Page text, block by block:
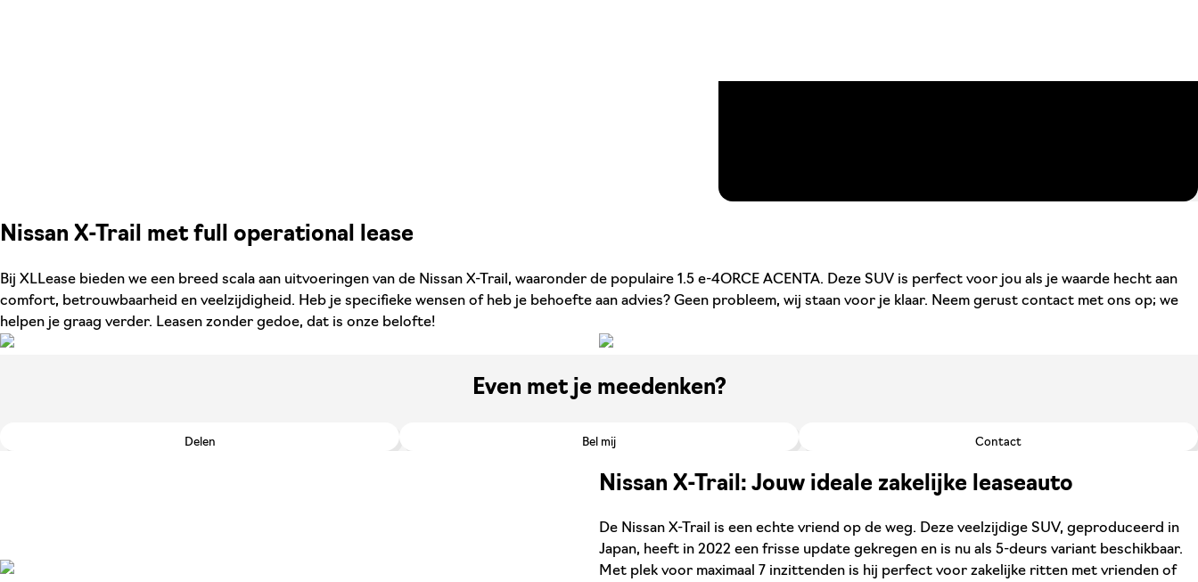
Nissan X-Trail met full operational lease
Bij XLLease bieden we een breed scala aan uitvoeringen van de Nissan X-Trail, waaronder de populaire 1.5 e-4ORCE ACENTA. Deze SUV is perfect voor jou als je waarde hecht aan
comfort, betrouwbaarheid en veelzijdigheid. Heb je specifieke wensen of heb je behoefte aan advies? Geen probleem, wij staan voor je klaar. Neem gerust contact met ons op; we
helpen je graag verder. Leasen zonder gedoe, dat is onze belofte!
Even met je meedenken?
Delen Bel mij Contact
Nissan X-Trail: Jouw ideale zakelijke leaseauto
De Nissan X-Trail is een echte vriend op de weg. Deze veelzijdige SUV, geproduceerd in
Japan, heeft in 2022 een frisse update gekregen en is nu als 5-deurs variant beschikbaar.
Met plek voor maximaal 7 inzittenden is hij perfect voor zakelijke ritten met vrienden of